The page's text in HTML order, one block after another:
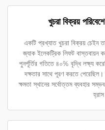
খুচরা বিক্রয়
একটি প্রখ্যাত খুচরা বিক্রয় চেইন
জ্যাক ইলেকট্রিক লিফট বাস্তবায়ন
পুনর্পূর্তির গতিতে ৪০% বৃদ্ধি লক্ষ্য
দক্ষতার সাথে পূরণ করতে
ক্ষমতা স্থানের সর্বোত্তম ব্যবহার